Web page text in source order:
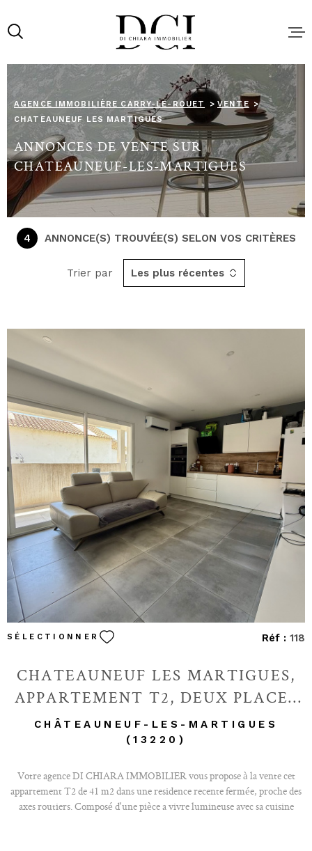
au
menu
au
contenu
ACHAT
NOS
VENDRE
CONTACT
AGENCE IMMOBILIÈRE CARRY-LE-ROUET
VENTE
CHATEAUNEUF LES MARTIGUES
ANNONCES DE VENTE SUR
CHATEAUNEUF-LES-MARTIGUES
4 ANNONCE(S) TROUVÉE(S) SELON VOS CRITÈRES
Trier par Les plus récentes
VOIR LE BIEN
SÉLECTIONNER Réf : 118
CHATEAUNEUF LES MARTIGUES,
APPARTEMENT T2, DEUX PLACES
DE PARKING
CHÂTEAUNEUF-LES-MARTIGUES
(13220)
Votre agence DI CHIARA IMMOBILIER vous propose à la vente cet
appartement T2 de 41 m2 dans une residence recente fermée, proche des
axes routiers. Composé d'une pièce a vivre lumineuse avec sa cuisine